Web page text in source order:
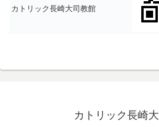
カトリック長崎大司教館
カトリック長崎